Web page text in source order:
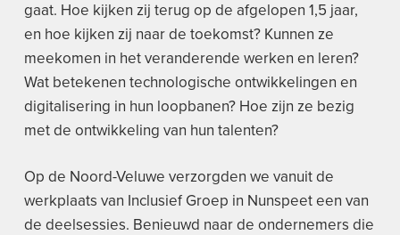
gaat. Hoe kijken zij terug op de afgelopen 1,5 jaar,
en hoe kijken zij naar de toekomst? Kunnen ze
meekomen in het veranderende werken en leren?
Wat betekenen technologische ontwikkelingen en
digitalisering in hun loopbanen? Hoe zijn ze bezig
met de ontwikkeling van hun talenten?
Op de Noord-Veluwe verzorgden we vanuit de
werkplaats van Inclusief Groep in Nunspeet een van
de deelsessies. Benieuwd naar de ondernemers die